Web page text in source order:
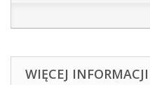
WIĘCEJ INFORMACJI